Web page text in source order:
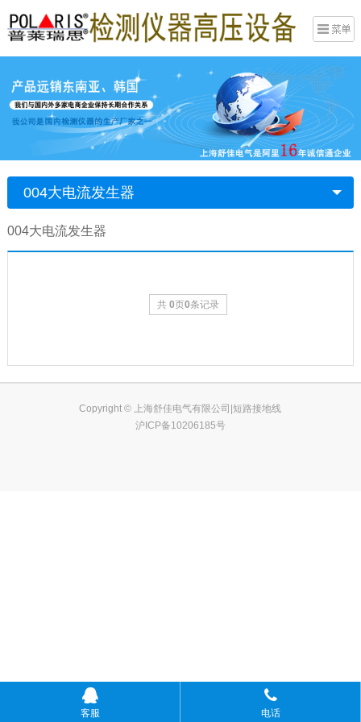
004大电流发生器
004大电流发生器
共0页0条记录
Copyright © 上海舒佳电气有限公司|短路接地线
沪ICP备10206185号
客服 电话